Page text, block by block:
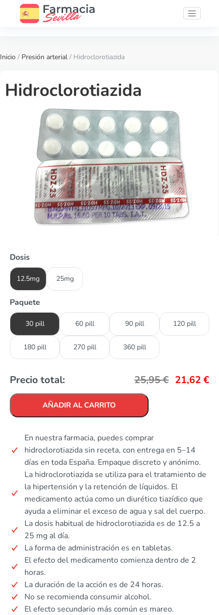
Inicio / Presión arterial / Hidroclorotiazida
Hidroclorotiazida
Dosis
12.5mg 25mg
Paquete
30 pill 60 pill 90 pill 120 pill
180 pill 270 pill 360 pill
Precio total: 25,95€ 21,62 €
AÑADIR AL CARRITO
En nuestra farmacia, puedes comprar
hidroclorotiazida sin receta, con entrega en 5–14
días en toda España. Empaque discreto y anónimo.
La hidroclorotiazida se utiliza para el tratamiento de
la hipertensión y la retención de líquidos. El
medicamento actúa como un diurético tiazídico que
ayuda a eliminar el exceso de agua y sal del cuerpo.
La dosis habitual de hidroclorotiazida es de 12.5 a
25 mg al día.
La forma de administración es en tabletas.
El efecto del medicamento comienza dentro de 2
horas.
La duración de la acción es de 24 horas.
No se recomienda consumir alcohol.
El efecto secundario más común es mareo.